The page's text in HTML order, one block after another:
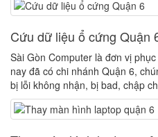
Cứu dữ liệu ổ cứng Quận
Sài Gòn Computer là đơn vị
nay đã có chi nhánh Quận 6,
bị lỗi không nhận, bị bad, chập